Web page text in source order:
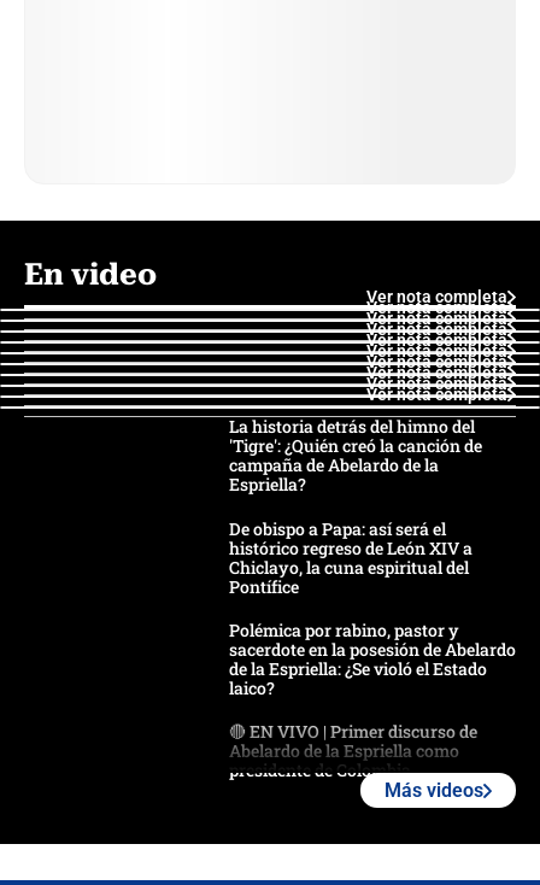
En video
Ver nota completa
Ver nota completa
Ver nota completa
Ver nota completa
Ver nota completa
Ver nota completa
Ver nota completa
Ver nota completa
Ver nota completa
Ver nota completa
La historia detrás del himno del
'Tigre': ¿Quién creó la canción de
campaña de Abelardo de la
Espriella?
De obispo a Papa: así será el
histórico regreso de León XIV a
Chiclayo, la cuna espiritual del
Pontífice
Polémica por rabino, pastor y
sacerdote en la posesión de Abelardo
de la Espriella: ¿Se violó el Estado
laico?
🔴 EN VIVO | Primer discurso de
Abelardo de la Espriella como
presidente de Colombia
Más videos